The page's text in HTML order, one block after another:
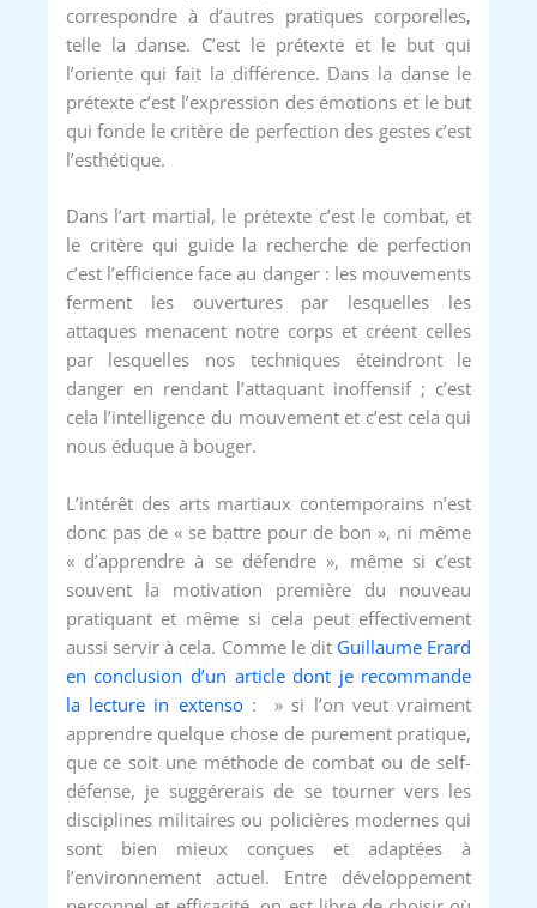
correspondre à d’autres pratiques corporelles,
telle la danse. C’est le prétexte et le but qui
l’oriente qui fait la différence. Dans la danse le
prétexte c’est l’expression des émotions et le but
qui fonde le critère de perfection des gestes c’est
l’esthétique.
Dans l’art martial, le prétexte c’est le combat, et
le critère qui guide la recherche de perfection
c’est l’efficience face au danger : les mouvements
ferment les ouvertures par lesquelles les
attaques menacent notre corps et créent celles
par lesquelles nos techniques éteindront le
danger en rendant l’attaquant inoffensif ; c’est
cela l’intelligence du mouvement et c’est cela qui
nous éduque à bouger.
L’intérêt des arts martiaux contemporains n’est
donc pas de « se battre pour de bon », ni même
« d’apprendre à se défendre », même si c’est
souvent la motivation première du nouveau
pratiquant et même si cela peut effectivement
aussi servir à cela. Comme le dit Guillaume Erard
en conclusion d’un article dont je recommande
la lecture in extenso: » si l’on veut vraiment
apprendre quelque chose de purement pratique,
que ce soit une méthode de combat ou de self-
défense, je suggérerais de se tourner vers les
disciplines militaires ou policières modernes qui
sont bien mieux conçues et adaptées à
l’environnement actuel. Entre développement